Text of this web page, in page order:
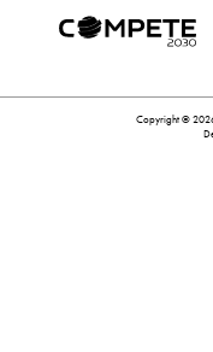
Copyright ©